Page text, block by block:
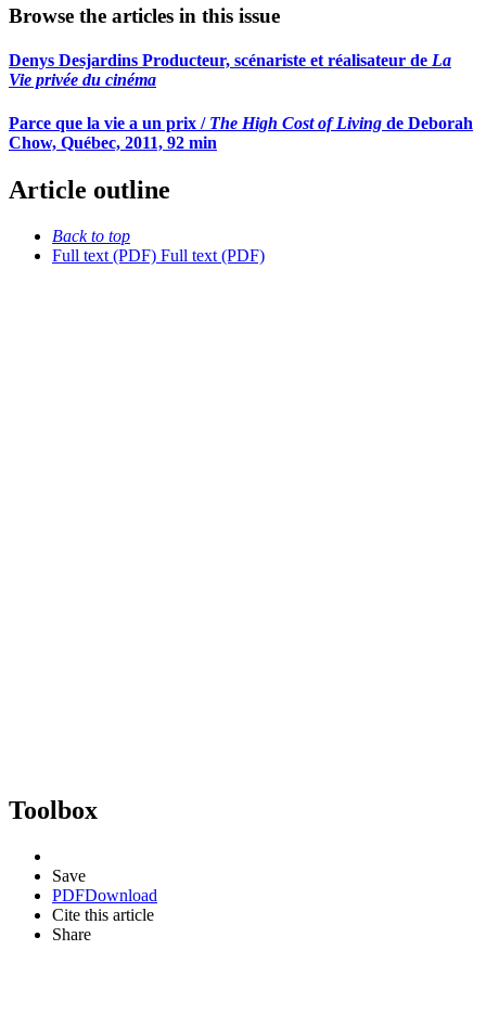
Browse the articles in this issue
Denys Desjardins Producteur, scénariste et réalisateur de La
Vie privée du cinéma
Parce que la vie a un prix / The High Cost of Living de Deborah
Chow, Québec, 2011, 92 min
Article outline
Back to top
Full text (PDF) Full text (PDF)
Toolbox
Save
PDFDownload
Cite this article
Share